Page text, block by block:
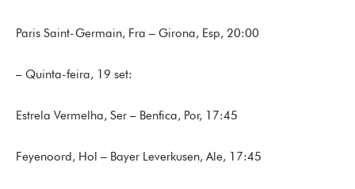
Paris Saint-Germain, Fra – Girona, Esp, 20:00
– Quinta-feira, 19 set:
Estrela Vermelha, Ser – Benfica, Por, 17:45
Feyenoord, Hol – Bayer Leverkusen, Ale, 17:45